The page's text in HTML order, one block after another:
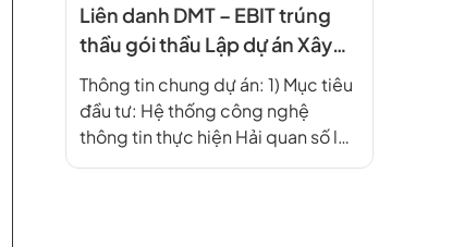
Liên danh DMT – EBIT trúng
thầu gói thầu Lập dự án Xây
dựng Hệ thống công nghệ
thông tin thực hiện Hải quan
số
Thông tin chung dự án: 1) Mục tiêu
đầu tư: Hệ thống công nghệ
thông tin thực hiện Hải quan số là
hệ thống công nghệ thông tin